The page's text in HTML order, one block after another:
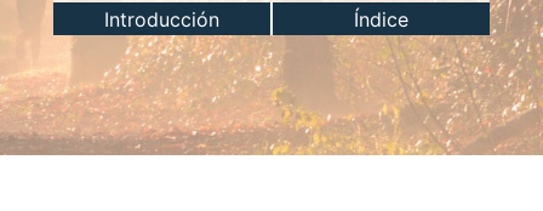
Introducción Índice